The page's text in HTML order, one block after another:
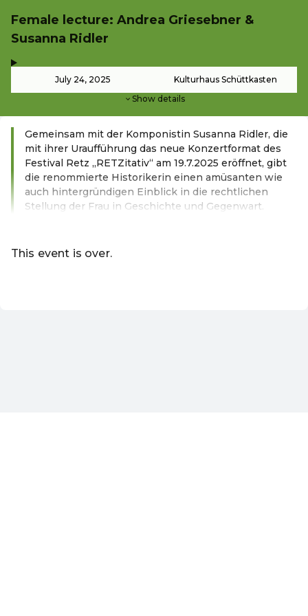
Female lecture: Andrea Griesebner &
Susanna Ridler
July 24, 2025 Kulturhaus Schüttkasten
Show details
Gemeinsam mit der Komponistin Susanna Ridler, die
mit ihrer Uraufführung das neue Konzertformat des
Festival Retz „RETZitativ“ am 19.7.2025 eröffnet, gibt
die renommierte Historikerin einen amüsanten wie
auch hintergründigen Einblick in die rechtlichen
Stellung der Frau in Geschichte und Gegenwart.
This event is over.